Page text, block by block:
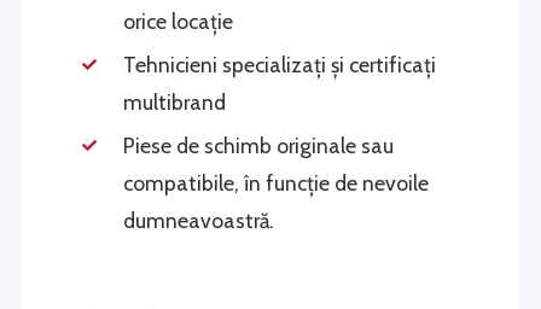
orice locație
Tehnicieni specializați și certificați
multibrand
Piese de schimb originale sau
compatibile, în funcție de nevoile
dumneavoastră.